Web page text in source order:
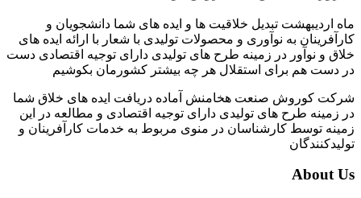
ماه اردیبهشت تبدیل خلاقیت ها و ایده های شما دانشجویان و
کارآفرینان به نوآوری و محصولات تولیدی با شعار با ارائه ایده های
خلاق و نوآور در زمینه طرح های تولیدی دارای توجیه اقتصادی دست
در دست هم برای استقلال هر چه بیشتر کشورمان بکوشیم
شرکت کوروش صنعت هخامنش آماده دریافت ایده های خلاق شما
در زمینه طرح های تولیدی دارای توجیه اقتصادی و مطالعه در این
زمینه توسط کارشناسان در منوی مربوط به خدمات کارآفرینان و
تولیدکنندگان
About Us